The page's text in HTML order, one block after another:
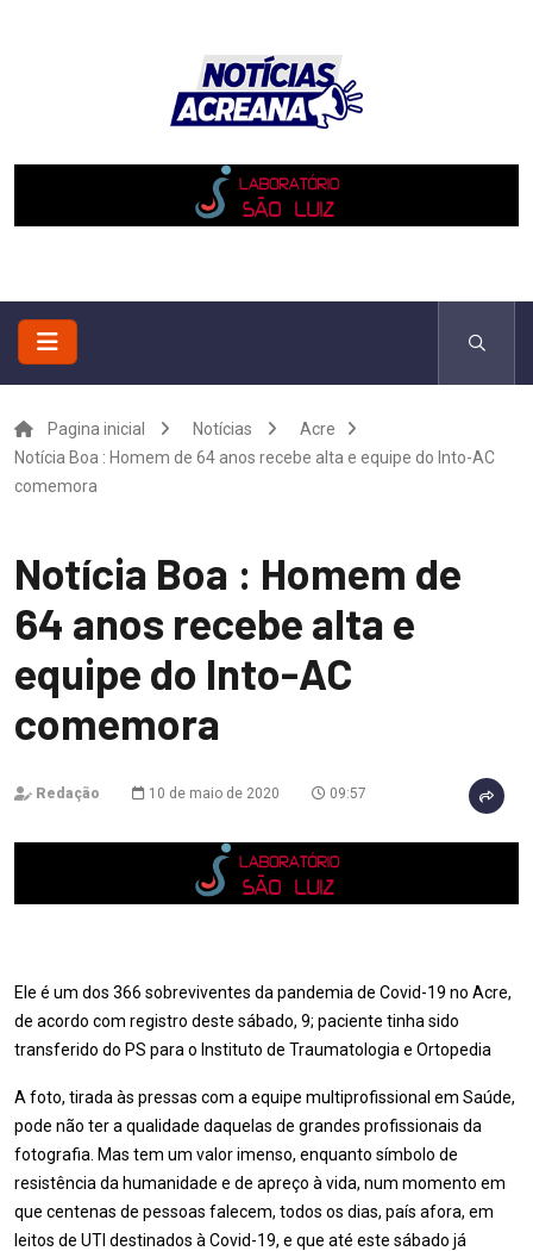
Pagina inicial Notícias
Acre
Notícia Boa : Homem de 64 anos recebe alta e equipe do Into-AC
comemora
Notícia Boa : Homem de
64 anos recebe alta e
equipe do Into-AC
comemora
Redação 10 de maio de 2020 09:57
Ele é um dos 366 sobreviventes da pandemia de Covid-19 no Acre,
de acordo com registro deste sábado, 9; paciente tinha sido
transferido do PS para o Instituto de Traumatologia e Ortopedia
A foto, tirada às pressas com a equipe multiprofissional em Saúde,
pode não ter a qualidade daquelas de grandes profissionais da
fotografia. Mas tem um valor imenso, enquanto símbolo de
resistência da humanidade e de apreço à vida, num momento em
que centenas de pessoas falecem, todos os dias, país afora, em
leitos de UTI destinados à Covid-19, e que até este sábado já